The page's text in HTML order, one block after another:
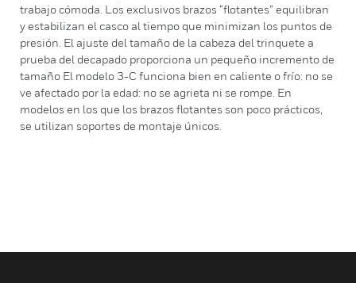
trabajo cómoda. Los exclusivos brazos “flotantes” equilibran
y estabilizan el casco al tiempo que minimizan los puntos de
presión. El ajuste del tamaño de la cabeza del trinquete a
prueba del decapado proporciona un pequeño incremento de
tamaño El modelo 3-C funciona bien en caliente o frío: no se
ve afectado por la edad: no se agrieta ni se rompe. En
modelos en los que los brazos flotantes son poco prácticos,
se utilizan soportes de montaje únicos.